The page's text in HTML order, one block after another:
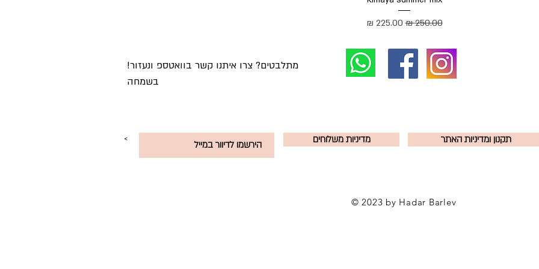
מחיר רגיל‏250.00 ‏₪ מחיר מבצע
!מתלבטים? צרו איתנו קשר בוואטספ ונעזור
בשמחה
< מדיניות משלוחים תקנון ומדיניות האתר
© 2023 by Hadar Barlev